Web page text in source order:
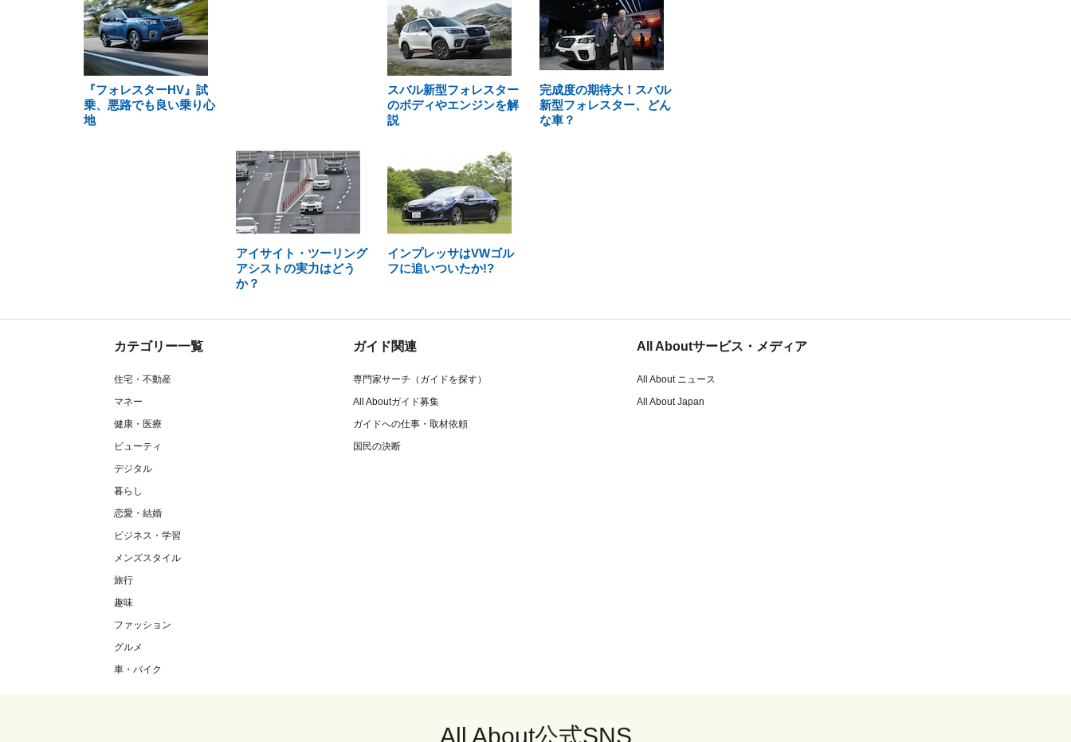
『フォレスターHV』試
乗、悪路でも良い乗り心
地
スバル新型フォレスター
のボディやエンジンを解
説
完成度の期待大！スバル
新型フォレスター、どん
な車？
アイサイト・ツーリング
アシストの実力はどう
か？
インプレッサはVWゴル
フに追いついたか!?
カテゴリー一覧
住宅・不動産
マネー
健康・医療
ビューティ
デジタル
暮らし
恋愛・結婚
ビジネス・学習
メンズスタイル
旅行
趣味
ファッション
グルメ
車・バイク
ガイド関連
専門家サーチ（ガイドを探す）
All Aboutガイド募集
ガイドへの仕事・取材依頼
国民の決断
All Aboutサービス・メディア
All About ニュース
All About Japan
All About公式SNS